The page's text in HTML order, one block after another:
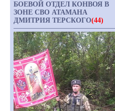
БОЕВОЙ ОТДЕЛ КОНВОЯ В
ЗОНЕ СВО АТАМАНА
ДМИТРИЯ ТЕРСКОГО(44)